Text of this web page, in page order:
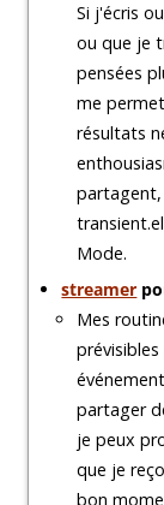
Si j'écris
ou que je
pensées
me
résultats
Mode.
streamer
Mes
partager
je peux
que je
bon